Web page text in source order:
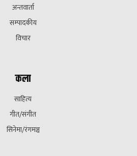
अन्तवार्ता
सम्पादकीय
विचार
कला
साहित्य
गीत/संगीत
सिनेमा/रंगमञ्च